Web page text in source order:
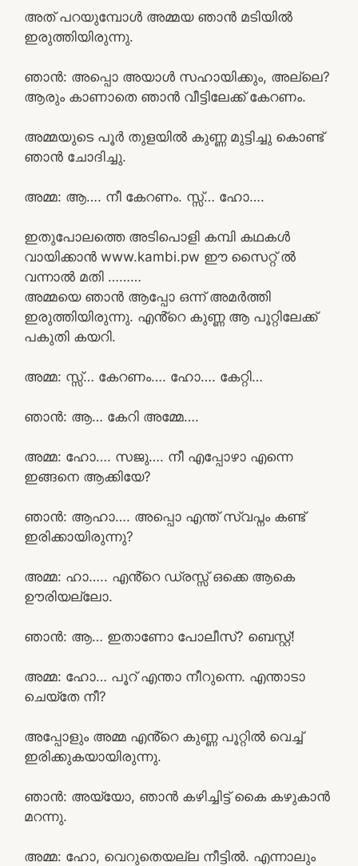
അത് പറയുമ്പോൾ അമ്മയ ഞാൻ മടിയിൽ
ഇരുത്തിയിരുന്നു.
ഞാൻ: അപ്പൊ അയാൾ സഹായിക്കും, അല്ലെ?
ആരും കാണാതെ ഞാൻ വീട്ടിലേക്ക് കേറണം.
അമ്മയുടെ പൂർ തുളയിൽ കുണ്ണ മുട്ടിച്ചു കൊണ്ട്
ഞാൻ ചോദിച്ചു.
അമ്മ: ആ…. നീ കേറണം. സ്സ്‌… ഹോ….
ഇതുപോലത്തെ അടിപൊളി കമ്പി കഥകൾ
വായിക്കാൻ www.kambi.pw ഈ സൈറ്റ് ൽ
വന്നാൽ മതി ………
അമ്മയെ ഞാൻ ആപ്പോ ഒന്ന് അമർത്തി
ഇരുത്തിയിരുന്നു. എൻ്റെ കുണ്ണ ആ പൂറ്റിലേക്ക്
പകുതി കയറി.
അമ്മ: സ്സ്‌… കേറണം…. ഹോ…. കേറ്റി…
ഞാൻ: ആ… കേറി അമ്മേ….
അമ്മ: ഹോ…. സജു…. നീ എപ്പോഴാ എന്നെ
ഇങ്ങനെ ആക്കിയേ?
ഞാൻ: ആഹാ…. അപ്പൊ എന്ത് സ്വപ്നം കണ്ട്
ഇരിക്കായിരുന്നു?
അമ്മ: ഹാ….. എൻ്റെ ഡ്രസ്സ്‌ ഒക്കെ ആകെ
ഊരിയല്ലോ.
ഞാൻ: ആ… ഇതാണോ പോലീസ്? ബെസ്റ്റ്!
അമ്മ: ഹോ… പൂറ് എന്താ നീറുന്നെ. എന്താടാ
ചെയ്തേ നീ?
അപ്പോളും അമ്മ എൻ്റെ കുണ്ണ പൂറ്റിൽ വെച്ച്
ഇരിക്കുകയായിരുന്നു.
ഞാൻ: അയ്യോ, ഞാൻ കഴിച്ചിട്ട് കൈ കഴുകാൻ
മറന്നു.
അമ്മ: ഹോ, വെറുതെയല്ല നീട്ടിൽ. എന്നാലും